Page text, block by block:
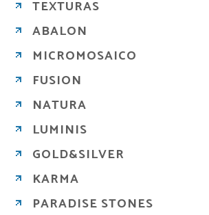
TEXTURAS
ABALON
MICROMOSAICO
FUSION
NATURA
LUMINIS
GOLD&SILVER
KARMA
PARADISE STONES